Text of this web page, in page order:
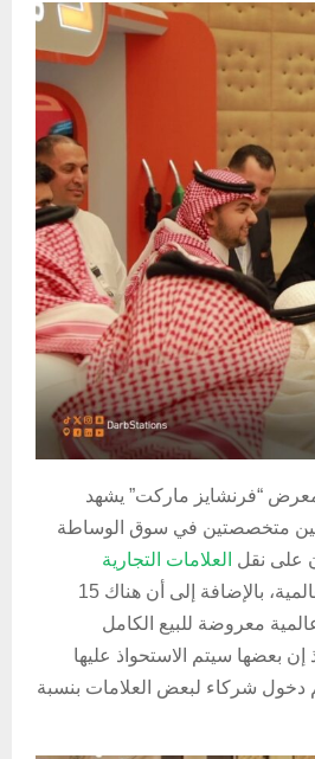
“فرنشايز ماركت” يشهد
متخصصتين في سوق الوساطة
على نقل العلامات التجارية
إلى السوق العالمية، بالإضافة إلى أن هناك 15
معروضة للبيع الكامل
بعضها سيتم الاستحواذ عليها
سيتم دخول شركاء لبعض العلامات بنسبة